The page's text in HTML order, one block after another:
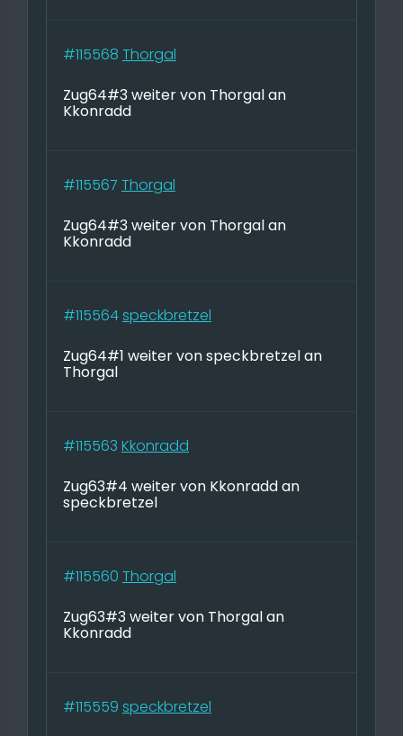
#115568 Thorgal
Zug64#3 weiter von Thorgal an
Kkonradd
#115567 Thorgal
Zug64#3 weiter von Thorgal an
Kkonradd
#115564speckbretzel
Zug64#1 weiter von speckbretzel an
Thorgal
#115563 Kkonradd
Zug63#4 weiter von Kkonradd an
speckbretzel
#115560 Thorgal
Zug63#3 weiter von Thorgal an
Kkonradd
#115559 speckbretzel